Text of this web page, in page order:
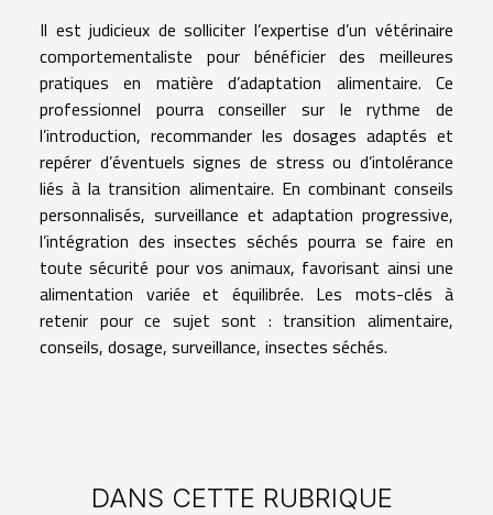
Il est judicieux de solliciter l’expertise d’un vétérinaire
comportementaliste pour bénéficier des meilleures
pratiques en matière d’adaptation alimentaire. Ce
professionnel pourra conseiller sur le rythme de
l’introduction, recommander les dosages adaptés et
repérer d’éventuels signes de stress ou d’intolérance
liés à la transition alimentaire. En combinant conseils
personnalisés, surveillance et adaptation progressive,
l’intégration des insectes séchés pourra se faire en
toute sécurité pour vos animaux, favorisant ainsi une
alimentation variée et équilibrée. Les mots-clés à
retenir pour ce sujet sont : transition alimentaire,
conseils, dosage, surveillance, insectes séchés.
DANS CETTE RUBRIQUE